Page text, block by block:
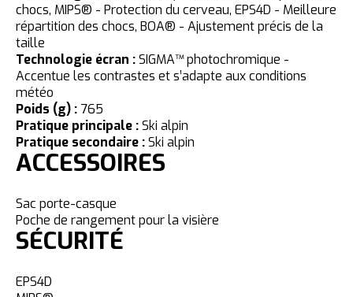
chocs, MIPS® - Protection du cerveau, EPS4D - Meilleure
répartition des chocs, BOA® - Ajustement précis de la
taille
Technologie écran :SIGMA™ photochromique -
Accentue les contrastes et s’adapte aux conditions
météo
Poids (g) : 765
Pratique principale :Ski alpin
Pratique secondaire :Ski alpin
ACCESSOIRES
Sac porte-casque
Poche de rangement pour la visière
SÉCURITÉ
EPS4D